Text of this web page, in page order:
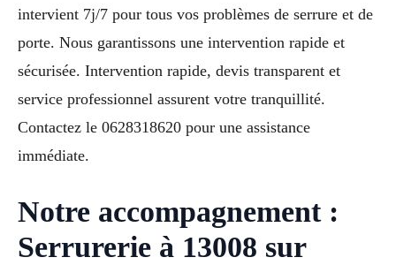
intervient 7j/7 pour tous vos problèmes de serrure et de
porte. Nous garantissons une intervention rapide et
sécurisée. Intervention rapide, devis transparent et
service professionnel assurent votre tranquillité.
Contactez le 0628318620 pour une assistance
immédiate.
Notre accompagnement :
Serrurerie à 13008 sur